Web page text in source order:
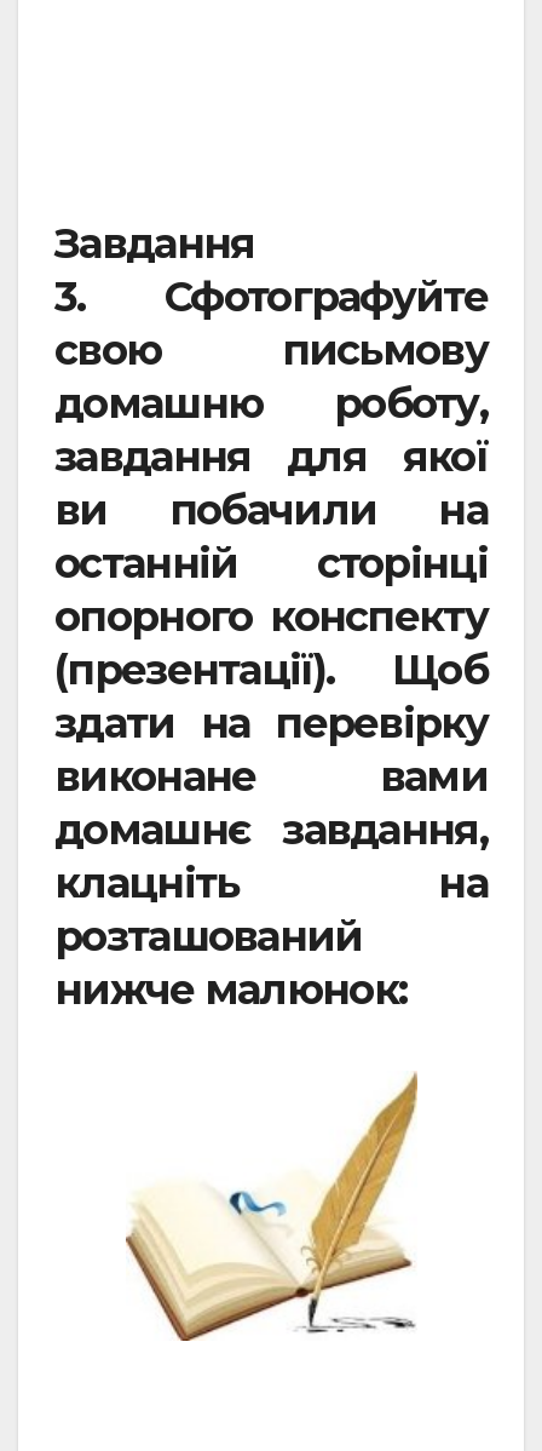
Завдання
3. Сфотографуйте
свою письмову
домашню роботу,
завдання для якої
ви побачили на
останній сторінці
опорного конспекту
(презентації). Щоб
здати на перевірку
виконане вами
домашнє завдання,
клацніть на
розташований
нижче малюнок: